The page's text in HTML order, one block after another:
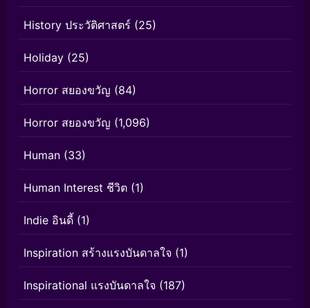
History ประวัติศาสตร์ (25)
Holiday (25)
Horror สยองขวัญ (84)
Horror สยองขวัญ (1,096)
Human (33)
Human Interest ชีวิต (1)
Indie อินดี้ (1)
Inspiration สร้างแรงบันดาลใจ (1)
Inspirational แรงบันดาลใจ (187)